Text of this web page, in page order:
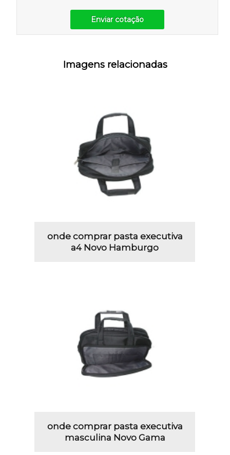
Enviar cotação
Imagens relacionadas
onde comprar pasta executiva
a4 Novo Hamburgo
onde comprar pasta executiva
masculina Novo Gama